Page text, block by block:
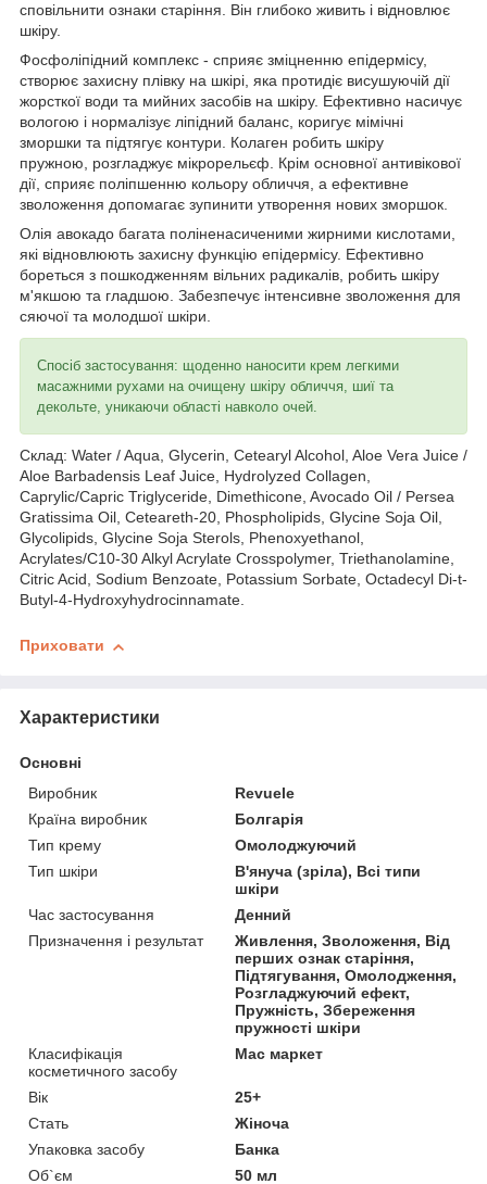
сповільнити ознаки старіння. Він глибоко живить і відновлює
шкіру.
Фосфоліпідний комплекс - сприяє зміцненню епідермісу,
створює захисну плівку на шкірі, яка протидіє висушуючій дії
жорсткої води та мийних засобів на шкіру. Ефективно насичує
вологою і нормалізує ліпідний баланс, коригує мімічні
зморшки та підтягує контури. Колаген робить шкіру
пружною, розгладжує мікрорельєф. Крім основної антивікової
дії, сприяє поліпшенню кольору обличчя, а ефективне
зволоження допомагає зупинити утворення нових зморшок.
Олія авокадо багата поліненасиченими жирними кислотами,
які відновлюють захисну функцію епідермісу. Ефективно
бореться з пошкодженням вільних радикалів, робить шкіру
м'якшою та гладшою. Забезпечує інтенсивне зволоження для
сяючої та молодшої шкіри.
Спосіб застосування: щоденно наносити крем легкими
масажними рухами на очищену шкіру обличчя, шиї та
декольте, уникаючи області навколо очей.
Склад: Water / Aqua, Glycerin, Cetearyl Alcohol, Aloe Vera Juice /
Aloe Barbadensis Leaf Juice, Hydrolyzed Collagen,
Caprylic/Capric Triglyceride, Dimethicone, Avocado Oil / Persea
Gratissima Oil, Ceteareth-20, Phospholipids, Glycine Soja Oil,
Glycolipids, Glycine Soja Sterols, Phenoxyethanol,
Acrylates/C10-30 Alkyl Acrylate Crosspolymer, Triethanolamine,
Citric Acid, Sodium Benzoate, Potassium Sorbate, Octadecyl Di-t-
Butyl-4-Hydroxyhydrocinnamate.
Приховати
Характеристики
Основні
Виробник
Revuele
Країна виробник
Болгарія
Тип крему
Омолоджуючий
Тип шкіри
В'януча (зріла), Всі типи
шкіри
Час застосування
Денний
Призначення і результат
Живлення, Зволоження, Від
перших ознак старіння,
Підтягування, Омолодження,
Розгладжуючий ефект,
Пружність, Збереження
пружності шкіри
Класифікація
косметичного засобу
Мас маркет
Вік
25+
Стать
Жіноча
Упаковка засобу
Банка
Об`єм
50 мл